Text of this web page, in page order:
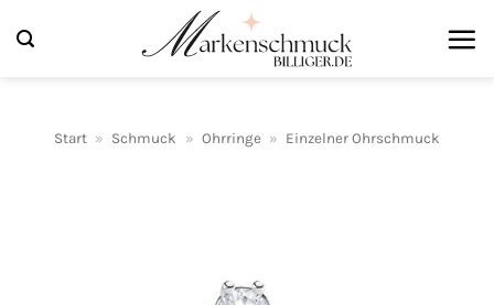
Inhalt
Start » Schmuck » Ohrringe » Einzelner Ohrschmuck